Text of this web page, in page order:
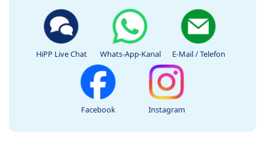
HiPP Live Chat Whats-App-Kanal E-Mail / Telefon
Facebook Instagram